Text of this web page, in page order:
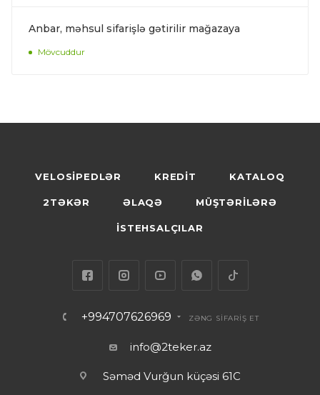
Anbar, məhsul sifarişlə gətirilir mağazaya
Mövcuddur
VELOSİPEDLƏR KREDİT KATALOQ
2TƏKƏR ƏLAQƏ MÜŞTƏRİLƏRƏ
İSTEHSALÇILAR
+994707626969 ZƏNG SİFARİŞ ET
info@2teker.az
Səməd Vurğun küçəsi 61C